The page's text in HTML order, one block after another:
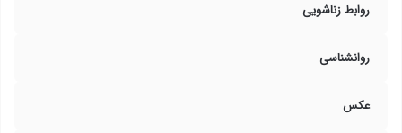
روابط زناشویی
روانشناسی
عکس